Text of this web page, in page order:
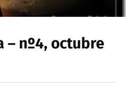
– nº4, octubre